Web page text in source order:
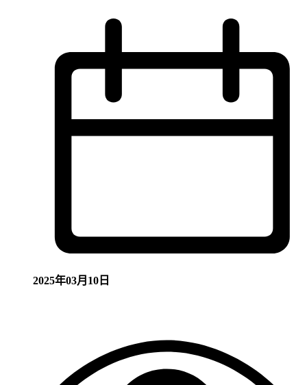
2025年03月10日